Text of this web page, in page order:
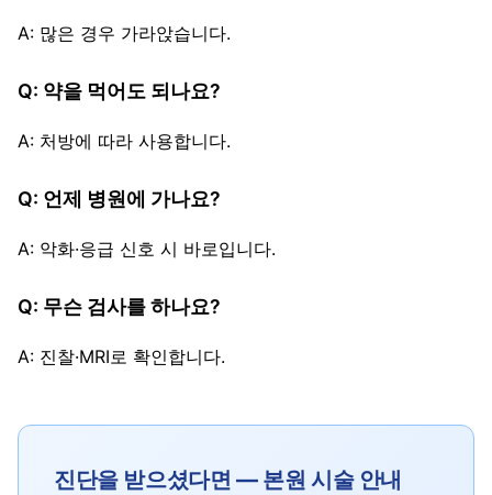
A: 많은 경우 가라앉습니다.
Q: 약을 먹어도 되나요?
A: 처방에 따라 사용합니다.
Q: 언제 병원에 가나요?
A: 악화·응급 신호 시 바로입니다.
Q: 무슨 검사를 하나요?
A: 진찰·MRI로 확인합니다.
진단을 받으셨다면 — 본원 시술 안내